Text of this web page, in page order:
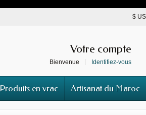
$
Votre compte
Bienvenue Identifiez-vous
Produits en vrac Artisanat du Maroc